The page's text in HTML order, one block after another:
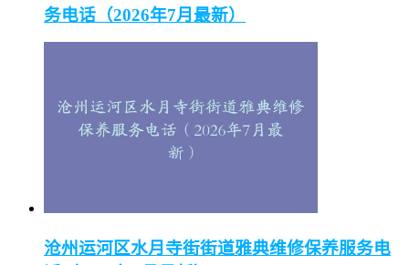
务电话（2026年7月最新）
沧州运河区水月寺街街道雅典维修保养服务电